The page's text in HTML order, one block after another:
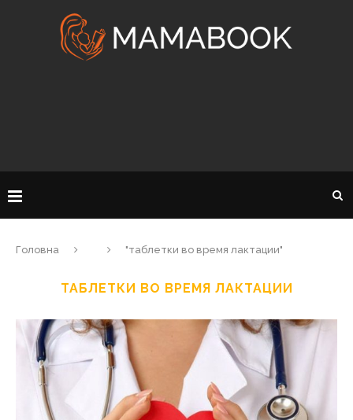
Головна "таблетки во время лактации"
ТАБЛЕТКИ ВО ВРЕМЯ ЛАКТАЦИИ